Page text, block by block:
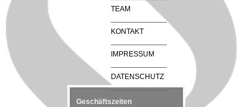
TEAM
KONTAKT
IMPRESSUM
DATENSCHUTZ
Geschäftszeiten